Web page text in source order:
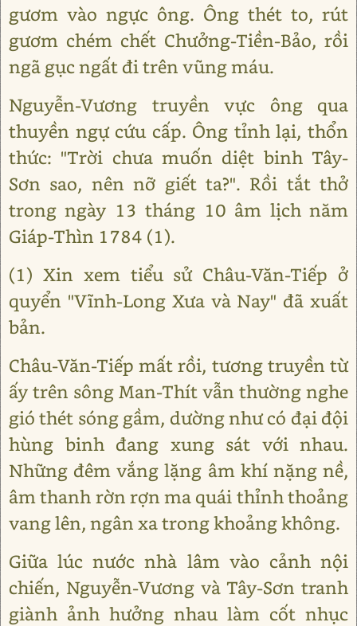
gươm vào ngực ông. Ông thét to, rút
gươm chém chết Chưởng-Tiền-Bảo, rồi
ngã gục ngất đi trên vũng máu.
Nguyễn-Vương truyền vực ông qua
thuyền ngự cứu cấp. Ông tỉnh lại, thổn
thức: "Trời chưa muốn diệt binh Tây-
Sơn sao, nên nỡ giết ta?". Rồi tắt thở
trong ngày 13 tháng 10 âm lịch năm
Giáp-Thìn 1784 (1).
(1) Xin xem tiểu sử Châu-Văn-Tiếp ở
quyển "Vĩnh-Long Xưa và Nay" đã xuất
bản.
Châu-Văn-Tiếp mất rồi, tương truyền từ
ấy trên sông Man-Thít vẫn thường nghe
gió thét sóng gầm, dường như có đại đội
hùng binh đang xung sát với nhau.
Những đêm vắng lặng âm khí nặng nề,
âm thanh rờn rợn ma quái thỉnh thoảng
vang lên, ngân xa trong khoảng không.
Giữa lúc nước nhà lâm vào cảnh nội
chiến, Nguyễn-Vương và Tây-Sơn tranh
giành ảnh hưởng nhau làm cốt nhục